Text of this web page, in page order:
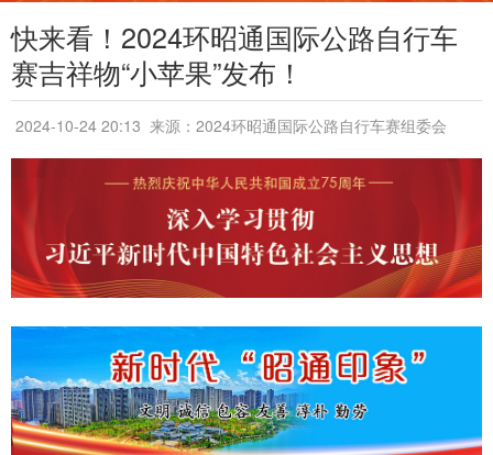
快来看！2024环昭通国际公路自行车
赛吉祥物“小苹果”发布！
2024-10-24 20:13 来源：2024环昭通国际公路自行车赛组委会